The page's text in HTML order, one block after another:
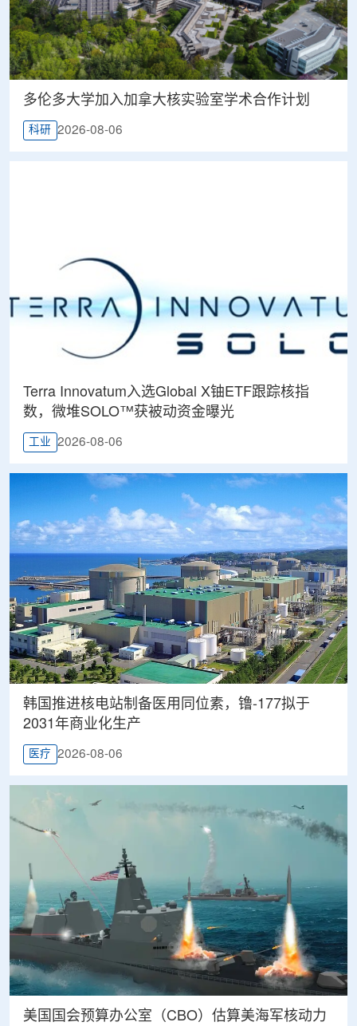
多伦多大学加入加拿大核实验室学术合作计划
科研 2026-08-06
Terra Innovatum入选Global X铀ETF跟踪核指
数，微堆SOLO™获被动资金曝光
工业 2026-08-06
韩国推进核电站制备医用同位素，镥-177拟于
2031年商业化生产
医疗 2026-08-06
美国国会预算办公室（CBO）估算美海军核动力